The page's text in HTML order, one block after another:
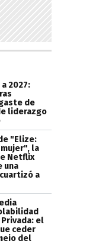
2027:
de
liderazgo
"Elize:
la
Netflix
una
a
el
ceder
del